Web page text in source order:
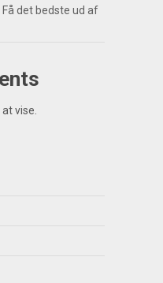
det bedste ud af
vise.